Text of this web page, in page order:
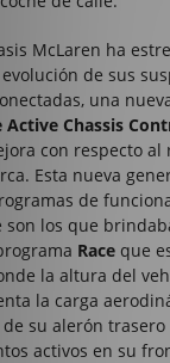
McLaren ha
de sus
una
Active Chassis
con respecto al
Esta nueva
de
son los que
Race que
la altura del
la carga
su alerón
activos en su